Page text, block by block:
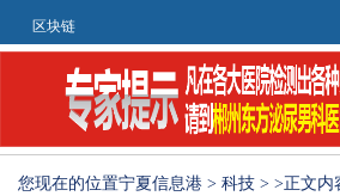
区块链
您现在的位置宁夏信息港 > 科技 > >正文内